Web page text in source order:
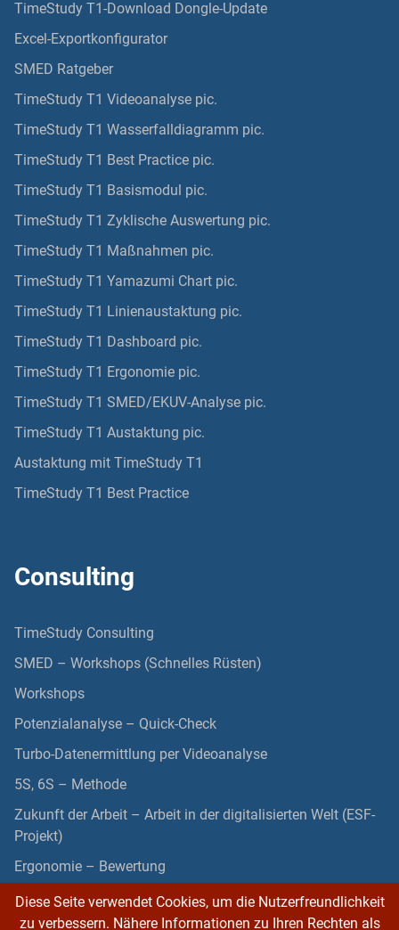
TimeStudy T1-Download Dongle-Update
Excel-Exportkonfigurator
SMED Ratgeber
TimeStudy T1 Videoanalyse pic.
TimeStudy T1 Wasserfalldiagramm pic.
TimeStudy T1 Best Practice pic.
TimeStudy T1 Basismodul pic.
TimeStudy T1 Zyklische Auswertung pic.
TimeStudy T1 Maßnahmen pic.
TimeStudy T1 Yamazumi Chart pic.
TimeStudy T1 Linienaustaktung pic.
TimeStudy T1 Dashboard pic.
TimeStudy T1 Ergonomie pic.
TimeStudy T1 SMED/EKUV-Analyse pic.
TimeStudy T1 Austaktung pic.
Austaktung mit TimeStudy T1
TimeStudy T1 Best Practice
Consulting
TimeStudy Consulting
SMED – Workshops (Schnelles Rüsten)
Workshops
Potenzialanalyse – Quick-Check
Turbo-Datenermittlung per Videoanalyse
5S, 6S – Methode
Zukunft der Arbeit – Arbeit in der digitalisierten Welt (ESF-
Projekt)
Ergonomie – Bewertung
Diese Seite verwendet Cookies, um die Nutzerfreundlichkeit
zu verbessern. Nähere Informationen zu Ihren Rechten als